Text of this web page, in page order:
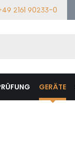
2161 90233-0
GERÄTE